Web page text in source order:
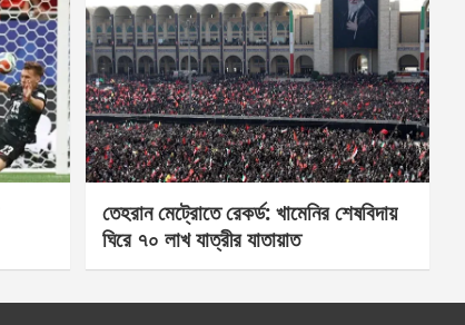
তেহরান মেট্রোতে রেকর্ড: খামেনির শেষবিদায়
ঘিরে ৭০ লাখ যাত্রীর যাতায়াত